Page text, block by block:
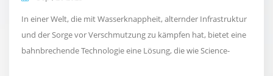
In einer Welt, die mit Wasserknappheit, alternder Infrastruktur
und der Sorge vor Verschmutzung zu kämpfen hat, bietet eine
bahnbrechende Technologie eine Lösung, die wie Science-